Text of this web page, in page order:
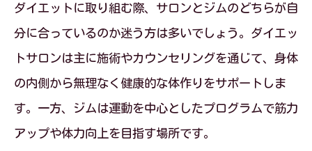
ダイエットに取り組む際、サロンとジムのどちらが自
分に合っているのか迷う方は多いでしょう。ダイエッ
トサロンは主に施術やカウンセリングを通じて、身体
の内側から無理なく健康的な体作りをサポートしま
す。一方、ジムは運動を中心としたプログラムで筋力
アップや体力向上を目指す場所です。